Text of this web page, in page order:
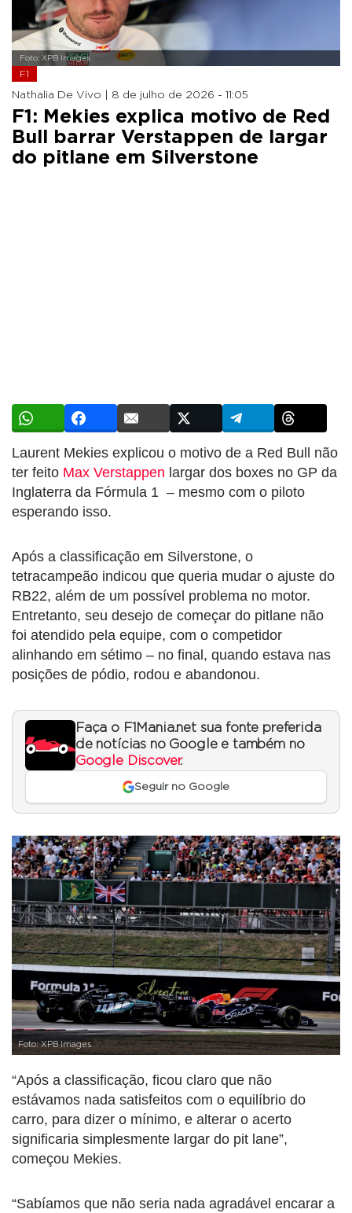
Foto: XPB Images
F1
Nathalia De Vivo | 8 de julho de 2026 - 11:05
F1: Mekies explica motivo de Red
Bull barrar Verstappen de largar
do pitlane em Silverstone
Laurent Mekies explicou o motivo de a Red Bull não
ter feito Max Verstappen largar dos boxes no GP da
Inglaterra da Fórmula 1 – mesmo com o piloto
esperando isso.
Após a classificação em Silverstone, o
tetracampeão indicou que queria mudar o ajuste do
RB22, além de um possível problema no motor.
Entretanto, seu desejo de começar do pitlane não
foi atendido pela equipe, com o competidor
alinhando em sétimo – no final, quando estava nas
posições de pódio, rodou e abandonou.
Faça o F1Mania.net sua fonte preferida
de notícias no Google e também no
Google Discover.
Seguir no Google
Foto: XPB Images
“Após a classificação, ficou claro que não
estávamos nada satisfeitos com o equilíbrio do
carro, para dizer o mínimo, e alterar o acerto
significaria simplesmente largar do pit lane”,
começou Mekies.
“Sabíamos que não seria nada agradável encarar a